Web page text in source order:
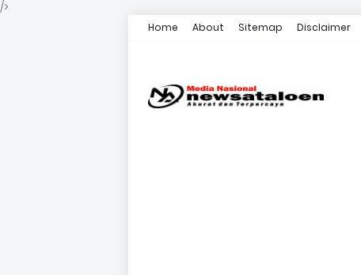
/>
Home About Sitemap Disclaimer